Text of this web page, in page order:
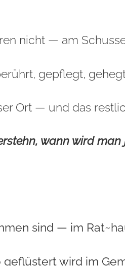
nicht — am
gepflegt, gehegt
Ort — und das
wann wird man
sind — im
wird im